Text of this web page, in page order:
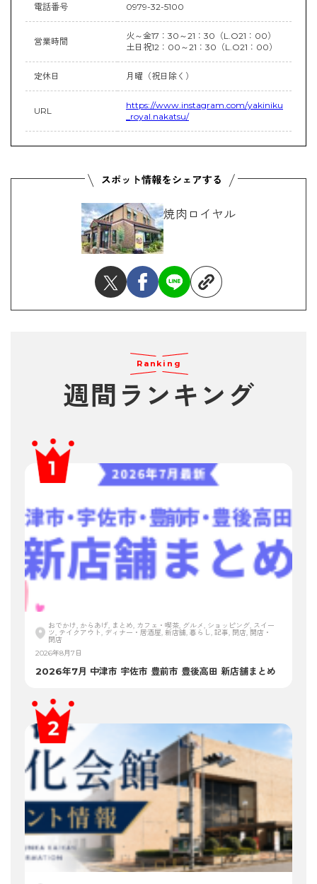
電話番号 0979-32-5100
営業時間
火～金17：30～21：30（L.O21：00）
土日祝12：00～21：30（L.O21：00）
定休日 月曜（祝日除く）
URL
https://www.instagram.com/yakiniku
_royal.nakatsu/
焼肉ロイヤル
Ranking
週間ランキング
おでかけ, からあげ, まとめ, カフェ・喫茶, グルメ, ショッピング, スイー
ツ, テイクアウト, ディナー・居酒屋, 新店舗, 暮らし, 記事, 閉店, 開店・
閉店
2026年8月7日
2026年7月 中津市 宇佐市 豊前市 豊後高田 新店舗まとめ